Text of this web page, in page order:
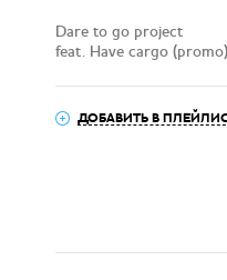
Dare to go project
feat. Have cargo (promo)
ДОБАВИТЬ В